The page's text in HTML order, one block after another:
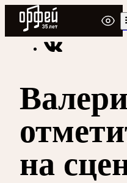
Радио Орфей
Радио классической
на